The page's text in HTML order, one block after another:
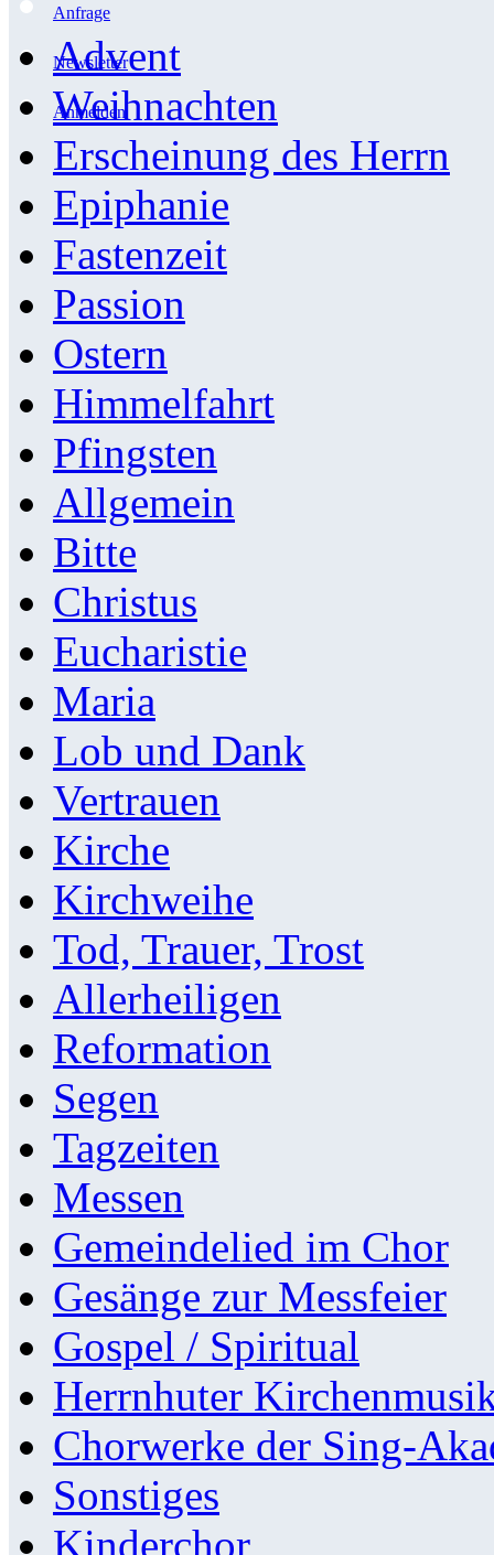
Anfrage
Newsletter
Anmelden
Advent
Weihnachten
Erscheinung des Herrn
Epiphanie
Fastenzeit
Passion
Ostern
Himmelfahrt
Pfingsten
Allgemein
Bitte
Christus
Eucharistie
Maria
Lob und Dank
Vertrauen
Kirche
Kirchweihe
Tod, Trauer, Trost
Allerheiligen
Reformation
Segen
Tagzeiten
Messen
Gemeindelied im Chor
Gesänge zur Messfeier
Gospel / Spiritual
Herrnhuter
Chorwerke der Sing-
Sonstiges
Kinderchor